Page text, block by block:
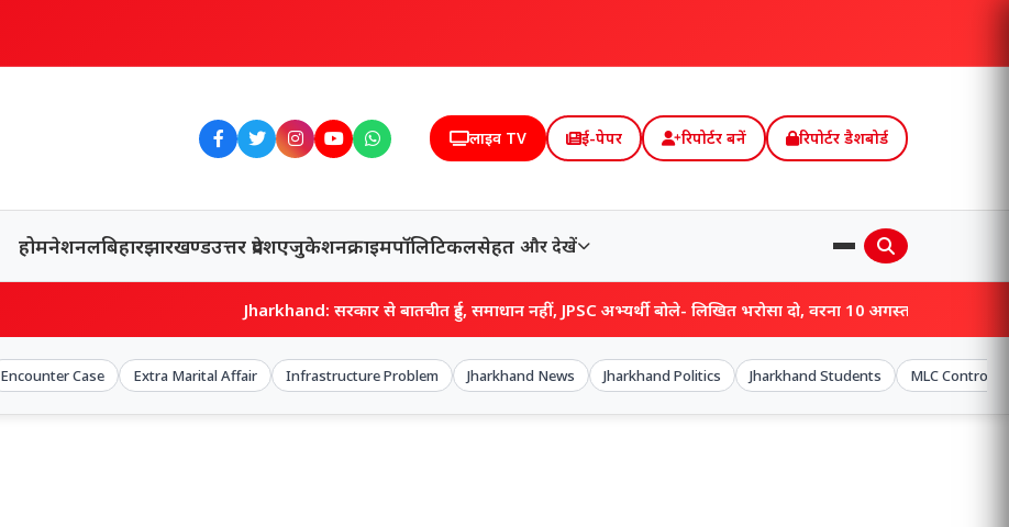
लाइव TV ई-पेपर रिपोर्टर बनें रिपोर्टर डैशबोर्ड
होमनेशनलबिहारझारखण्डउत्तर प्रदेशएजुकेशनक्राइमपॉलिटिकलसेहत और देखें
Jharkhand: सरकार से बातचीत हुई, समाधान नहीं, JPSC अभ्यर्थी बोले- लिखित भरोसा दो, वरना 10 अगस्त को विधानसभा घेराव!
Encounter Case Extra Marital Affair Infrastructure Problem Jharkhand News Jharkhand Politics Jharkhand Students MLC